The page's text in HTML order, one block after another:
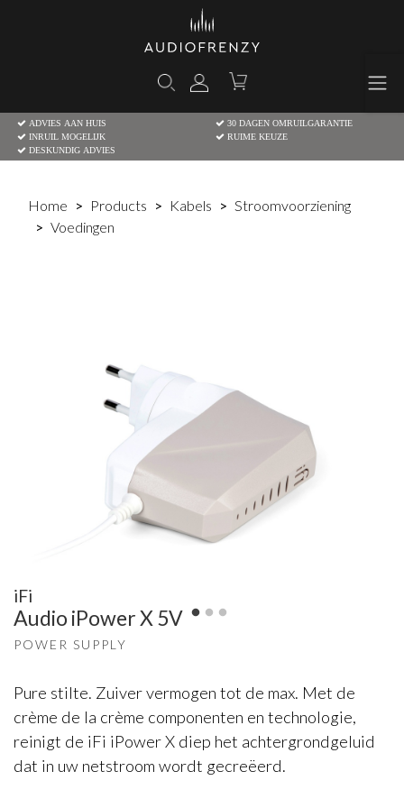
ADVIES AAN HUIS
30 DAGEN OMRUILGARANTIE
INRUIL MOGELIJK
RUIME KEUZE
DESKUNDIG ADVIES
Home Products Kabels
Stroomvoorziening
Voedingen
iFi
Audio iPower X 5V
POWER SUPPLY
Pure stilte. Zuiver vermogen tot de max. Met de
crème de la crème componenten en technologie,
reinigt de iFi iPower X diep het achtergrondgeluid
dat in uw netstroom wordt gecreëerd.